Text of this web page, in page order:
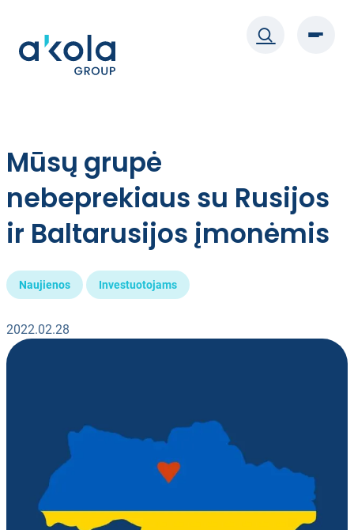
turinio
Mūsų grupė
nebeprekiaus su Rusijos
ir Baltarusijos įmonėmis
Naujienos Investuotojams
2022.02.28